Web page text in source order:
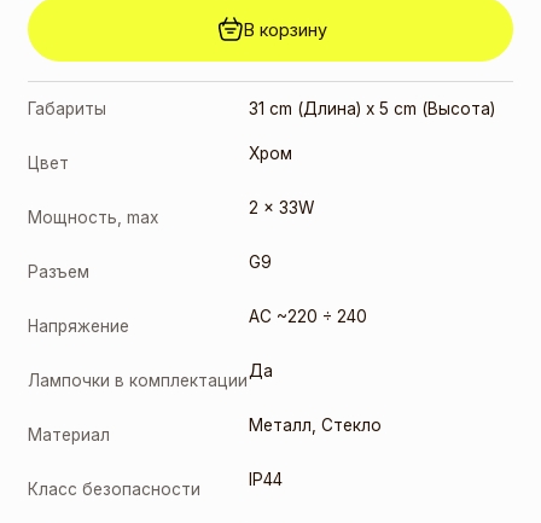
В корзину
Габариты 31 cm (Длина) x 5 cm (Высота)
Цвет Хром
Мощность, max 2 x 33W
Разъем G9
Напряжение AC ~220 ÷ 240
Лампочки в комплектацииДа
Материал Металл ,Стекло
Класс безопасности IP44